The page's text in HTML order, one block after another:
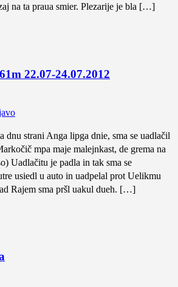
na ta praua smier. Plezarije je bla […]
22.07-24.07.2012
dnu strani Anga lipga dnie, sma se uadlačil
mpa maje malejnkast, de grema na
Uadlačitu je padla in tak sma se
usiedl u auto in uadpelal prot Uelikmu
Rajem sma pršl uakul dueh. […]